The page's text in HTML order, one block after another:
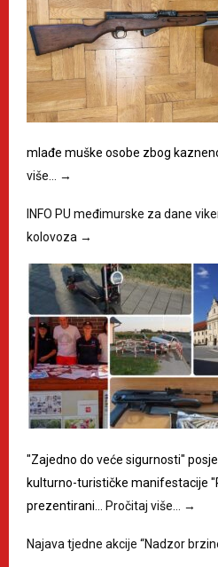
mlađe muške osobe zbog
više… →
INFO PU međimurske za dane
kolovoza →
"Zajedno do veće sigurnosti"
kulturno-turističke manifestacije
prezentirani… Pročitaj više… →
Najava tjedne akcije “Nadzor